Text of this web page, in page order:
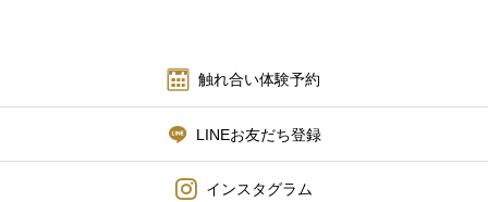
触れ合い体験予約
LINEお友だち登録
インスタグラム